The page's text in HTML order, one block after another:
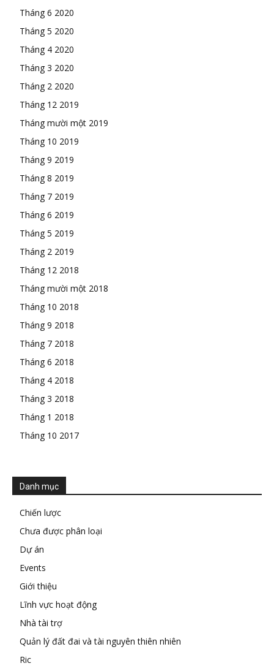
Tháng 6 2020
Tháng 5 2020
Tháng 4 2020
Tháng 3 2020
Tháng 2 2020
Tháng 12 2019
Tháng mười một 2019
Tháng 10 2019
Tháng 9 2019
Tháng 8 2019
Tháng 7 2019
Tháng 6 2019
Tháng 5 2019
Tháng 2 2019
Tháng 12 2018
Tháng mười một 2018
Tháng 10 2018
Tháng 9 2018
Tháng 7 2018
Tháng 6 2018
Tháng 4 2018
Tháng 3 2018
Tháng 1 2018
Tháng 10 2017
Danh mục
Chiến lược
Chưa được phân loại
Dự án
Events
Giới thiệu
Lĩnh vực hoạt động
Nhà tài trợ
Quản lý đất đai và tài nguyên thiên nhiên
Ric